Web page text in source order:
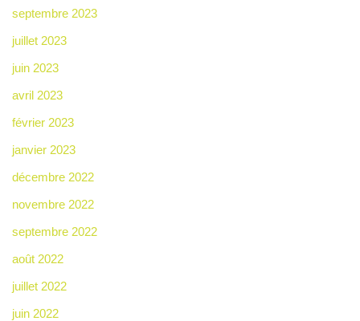
septembre 2023
juillet 2023
juin 2023
avril 2023
février 2023
janvier 2023
décembre 2022
novembre 2022
septembre 2022
août 2022
juillet 2022
juin 2022